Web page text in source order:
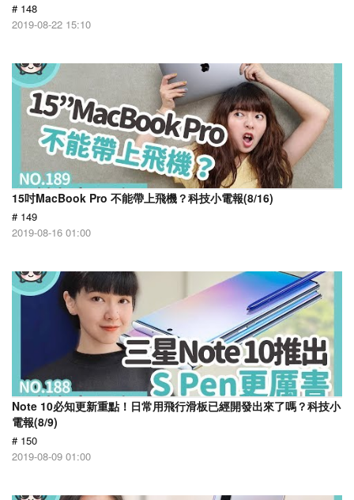
# 148
2019-08-22 15:10
15吋MacBook Pro 不能帶上飛機？科技小電報(8/16)
# 149
2019-08-16 01:00
Note 10必知更新重點！日常用飛行滑板已經開發出來了嗎？科技小
電報(8/9)
# 150
2019-08-09 01:00